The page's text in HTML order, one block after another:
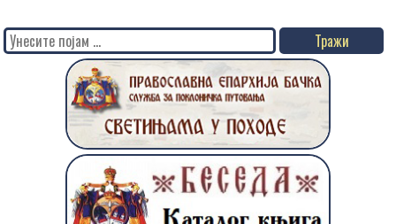
Search
for: